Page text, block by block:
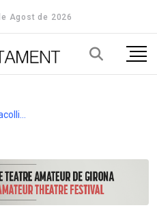
Agost de 2026